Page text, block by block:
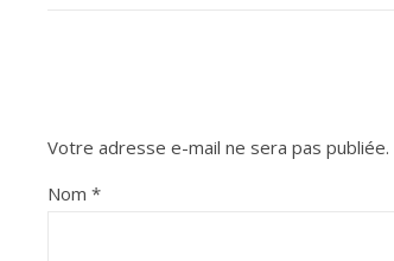
Votre adresse e-mail ne sera pas publiée.
Nom *